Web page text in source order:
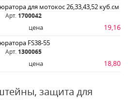
для мотокос 26,33,43,52 куб.см
Арт. 1700042
цена 19,16
FS38-55
Арт. 1300065
цена 18,80
защита для